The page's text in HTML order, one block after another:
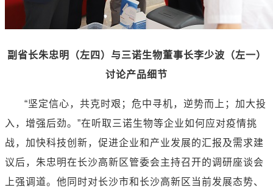
副省长朱忠明（左四）与三诺生物董事长李少波（左一）
讨论产品细节
“坚定信心，共克时艰；危中寻机，逆势而上；加大投
入，增强后劲。”在听取三诺生物等企业如何应对疫情挑
战，加快科技创新，促进企业和产业发展的汇报及需求建
议后，朱忠明在长沙高新区管委会主持召开的调研座谈会
上强调道。他同时对长沙市和长沙高新区当前发展态势、